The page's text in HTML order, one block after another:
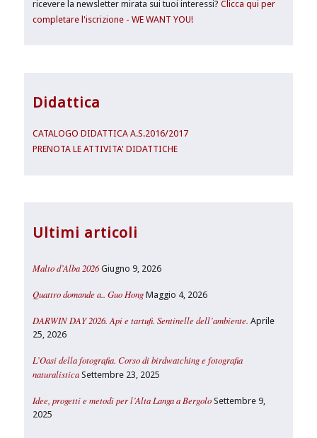
ricevere la newsletter mirata sui tuoi interessi?Clicca qui per
completare l'iscrizione - WE WANT YOU!
Didattica
CATALOGO DIDATTICA A.S.2016/2017
PRENOTA LE ATTIVITA' DIDATTICHE
Ultimi articoli
Malto d’Alba 2026 Giugno 9, 2026
Quattro domande a.. Guo Hong Maggio 4, 2026
DARWIN DAY 2026. Api e tartufi. Sentinelle dell’ambiente. Aprile
25, 2026
L’Oasi della fotografia. Corso di birdwatching e fotografia
naturalistica Settembre 23, 2025
Idee, progetti e metodi per l’Alta Langa a Bergolo Settembre 9,
2025